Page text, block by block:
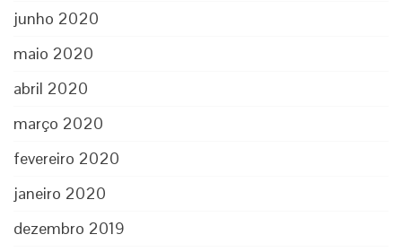
junho 2020
maio 2020
abril 2020
março 2020
fevereiro 2020
janeiro 2020
dezembro 2019